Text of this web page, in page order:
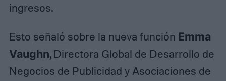
ingresos.
Esto señaló sobre la nueva función Emma
Vaughn, Directora Global de Desarrollo de
Negocios de Publicidad y Asociaciones de